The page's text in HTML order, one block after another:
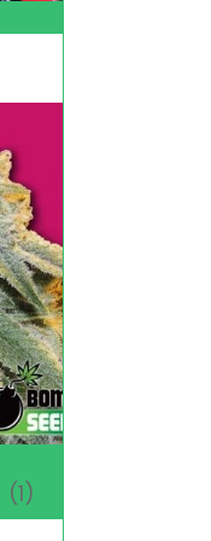
(1)